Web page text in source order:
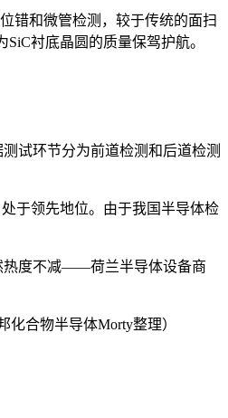
错和微管检测，较于传统的面扫
衬底晶圆的质量保驾护航。
试环节分为前道检测和后道检测
于领先地位。由于我国半导体检
热度不减——荷兰半导体设备商
合物半导体Morty整理）